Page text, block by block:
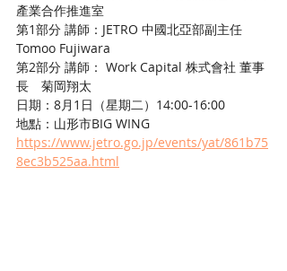
產業合作推進室
第1部分 講師：JETRO 中國北亞部副主任
Tomoo Fujiwara
第2部分 講師： Work Capital 株式會社 董事
長　菊岡翔太
日期：8月1日（星期二）14:00-16:00
地點：山形市BIG WING
https://www.jetro.go.jp/events/yat/861b75
8ec3b525aa.html